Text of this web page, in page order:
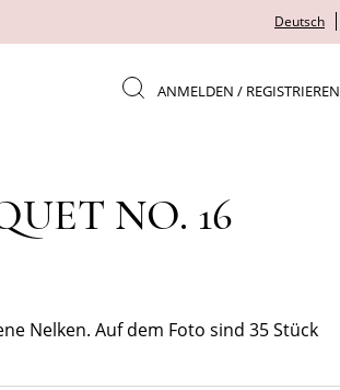
Deutsch
ANMELDEN / REGISTRIEREN
NO. 16
Nelken. Auf dem Foto sind 35 Stück